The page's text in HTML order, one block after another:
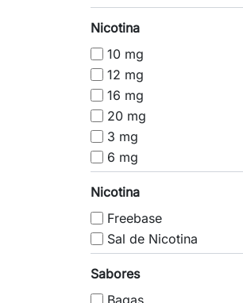
Nicotina
10 mg
12 mg
16 mg
20 mg
3 mg
6 mg
Nicotina
Freebase
Sal de Nicotina
Sabores
Bagas